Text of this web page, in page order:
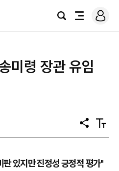
검
전
로
그
미령 장관 유임
공
유
텍
스
기
있지만 진정성 긍정적 평가"